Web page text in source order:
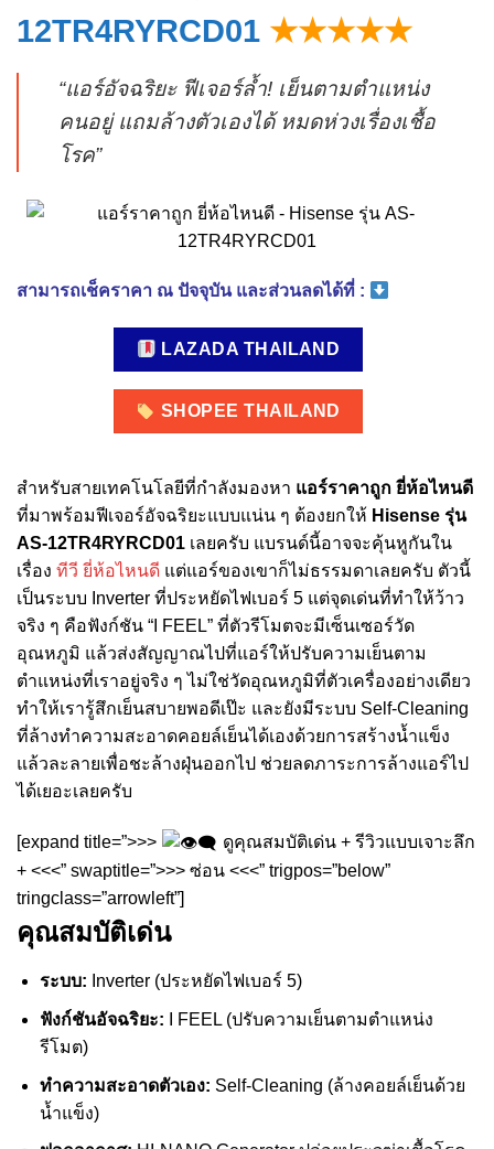
12TR4RYRCD01 ★★★★★
“แอร์อัจฉริยะ ฟีเจอร์ล้ำ! เย็นตามตำแหน่ง
คนอยู่ แถมล้างตัวเองได้ หมดห่วงเรื่องเชื้อ
โรค”
สามารถเช็คราคา ณ ปัจจุบัน และส่วนลดได้ที่ :
LAZADA THAILAND
SHOPEE THAILAND
สำหรับสายเทคโนโลยีที่กำลังมองหา แอร์ราคาถูก ยี่ห้อไหนดี
ที่มาพร้อมฟีเจอร์อัจฉริยะแบบแน่น ๆ ต้องยกให้ Hisense รุ่น
AS-12TR4RYRCD01 เลยครับ แบรนด์นี้อาจจะคุ้นหูกันใน
เรื่อง ทีวี ยี่ห้อไหนดี แต่แอร์ของเขาก็ไม่ธรรมดาเลยครับ ตัวนี้
เป็นระบบ Inverter ที่ประหยัดไฟเบอร์ 5 แต่จุดเด่นที่ทำให้ว้าว
จริง ๆ คือฟังก์ชัน “I FEEL” ที่ตัวรีโมตจะมีเซ็นเซอร์วัด
อุณหภูมิ แล้วส่งสัญญาณไปที่แอร์ให้ปรับความเย็นตาม
ตำแหน่งที่เราอยู่จริง ๆ ไม่ใช่วัดอุณหภูมิที่ตัวเครื่องอย่างเดียว
ทำให้เรารู้สึกเย็นสบายพอดีเป๊ะ และยังมีระบบ Self-Cleaning
ที่ล้างทำความสะอาดคอยล์เย็นได้เองด้วยการสร้างน้ำแข็ง
แล้วละลายเพื่อชะล้างฝุ่นออกไป ช่วยลดภาระการล้างแอร์ไป
ได้เยอะเลยครับ
[expand title=”>>>
ดูคุณสมบัติเด่น + รีวิวแบบเจาะลึก
+ <<<” swaptitle=”>>> ซ่อน <<<” trigpos=”below”
tringclass=”arrowleft”]
คุณสมบัติเด่น
ระบบ: Inverter (ประหยัดไฟเบอร์ 5)
ฟังก์ชันอัจฉริยะ: I FEEL (ปรับความเย็นตามตำแหน่ง
รีโมต)
ทำความสะอาดตัวเอง: Self-Cleaning (ล้างคอยล์เย็นด้วย
น้ำแข็ง)